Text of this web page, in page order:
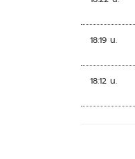
18:19 น.
18:12 น.